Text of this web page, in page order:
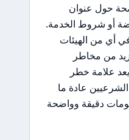
حول عنوان
أو شروط الخدمة.
أي من الهيئات
من مخاطر
علامة خطر
عادة ما
دقيقة وواضحة